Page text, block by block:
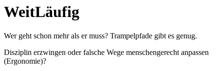
WeitLäufig
Wer geht schon mehr als er muss? Trampelpfade gibt es genug.
Disziplin erzwingen oder falsche Wege menschengerecht anpassen
(Ergonomie)?